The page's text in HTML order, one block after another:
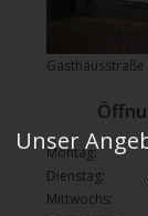
Montag:
Dienstag:
Mittwochs:
Unser